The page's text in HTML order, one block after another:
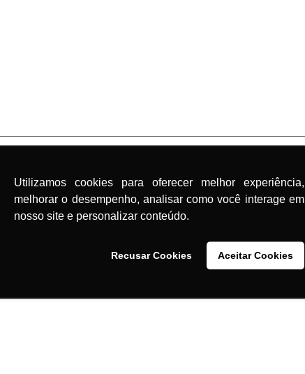
Utilizamos cookies para oferecer melhor experiência,
melhorar o desempenho, analisar como você interage em
nosso site e personalizar conteúdo.
Recusar Cookies Aceitar Cookies
Máquina de Pintura
Bico Aspersor para
MMA900